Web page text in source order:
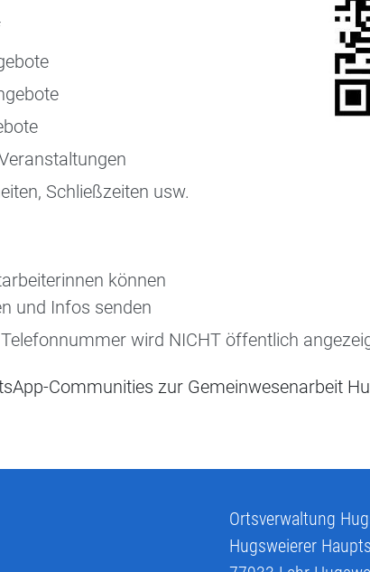
Schließzeiten usw.
können
und Infos senden
Telefonnummer wird NICHT öffentlich
Communities zur Gemeinwesenarbeit
Ortsverwaltung
Hugsweierer